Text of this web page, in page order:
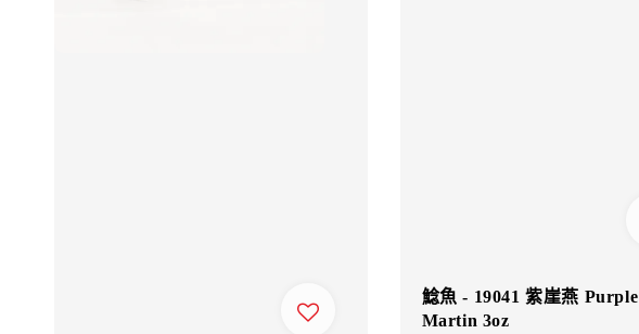
鯰魚 - 19041 紫崖燕 Purple
Martin 3oz